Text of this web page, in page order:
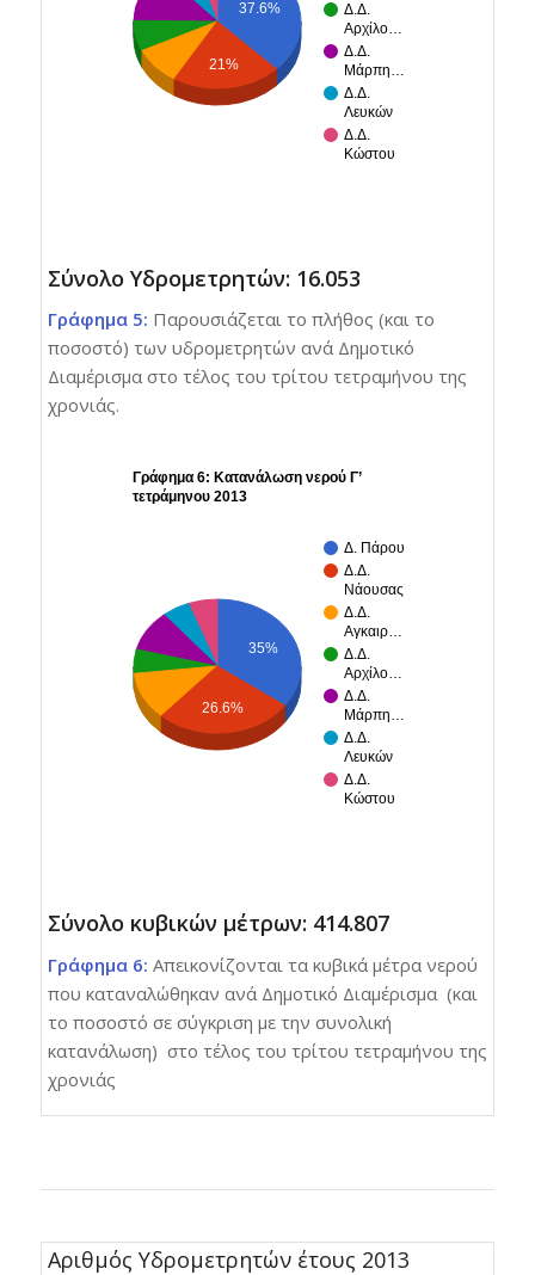
Δ.Δ.
Αρχίλο…
Δ.Δ.
Μάρπη…
Δ.Δ.
Λευκών
Δ.Δ.
Κώστου
37.6%
21%
Σύνολο Υδρομετρητών: 16.053
Γράφημα 5: Παρουσιάζεται το πλήθος (και το
ποσοστό) των υδρομετρητών ανά Δημοτικό
Διαμέρισμα στο τέλος του τρίτου τετραμήνου της
χρονιάς.
Γράφημα 6: Κατανάλωση νερού Γ’
τετράμηνου 2013
Δ. Πάρου
Δ.Δ.
Νάουσας
Δ.Δ.
Αγκαιρ…
Δ.Δ.
Αρχίλο…
Δ.Δ.
Μάρπη…
Δ.Δ.
Λευκών
Δ.Δ.
Κώστου
35%
26.6%
Σύνολο κυβικών μέτρων: 414.807
Γράφημα 6: Απεικονίζονται τα κυβικά μέτρα νερού
που καταναλώθηκαν ανά Δημοτικό Διαμέρισμα (και
το ποσοστό σε σύγκριση με την συνολική
κατανάλωση) στο τέλος του τρίτου τετραμήνου της
χρονιάς
Αριθμός Υδρομετρητών έτους 2013